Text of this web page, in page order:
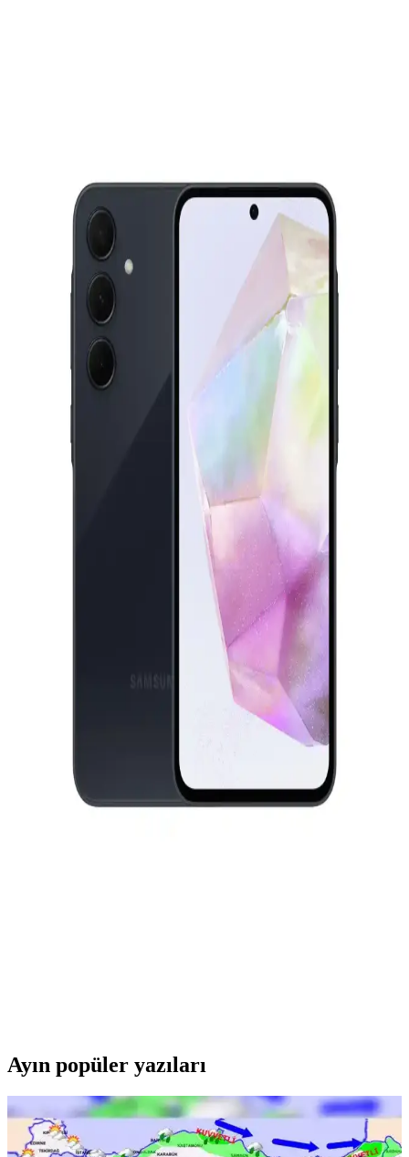
İki Samsung televizyon modeli olan 55CU7000 ve 65U8000F'in
ekran, çözünürlük, ses, bağlantı ve akıllı özellikleri detaylı
karşılaştırmasıyla en uygun seçimi yapın.
Galaxy Tablet A9: Güçlü Performans ve Şık
Tasarım ile Elektronik Dünyasında Yeni Bir Adım
Galaxy Tablet A9, geniş ekran, güçlü işlemci ve uzun pil ömrüyle
öne çıkan, modern tasarıma sahip, 5G ve yapay zeka destekli
gelişmiş özellikler sunan yeni nesil tablet.
Samsung Galaxy S22 Siyah: Güç ve Estetiğin
Modern Buluşması
Samsung Galaxy S22 Siyah, şık tasarımı, yüksek performansı ve
gelişmiş kameralarıyla günlük kullanım ve tarzınızı yansıtmak için
Samsung Galaxy Tab S9 FE Plus ve S9 FE Plus
Karşılaştırması: Özellikler ve Kullanıcı Yorumları
İki popüler Samsung Galaxy Tab S9 FE Plus modeli detaylı
özellikleri ve kullanıcı yorumlarıyla karşılaştırıldı. Geniş ekran,
yüksek performans ve kullanıcı deneyimi öne çıkıyor.
Huawei Watch GT 3 SE ve Samsung Galaxy Watch
4 Karşılaştırması: Hangi Akıllı Saat Sizin İçin
İki popüler akıllı saatin özelliklerini ve kullanıcı yorumlarını
karşılaştırıyoruz. Pil ömrü, sağlık özellikleri ve tasarım açısından
Samsung Galaxy Tab S6 Lite 128GB İnceleme:
Hafif Tasarım ve Uzun Güncelleme Desteği ile
Ayın popüler yazıları